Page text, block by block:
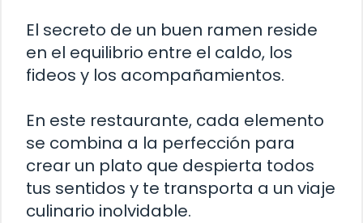
El secreto de un buen ramen reside
en el equilibrio entre el caldo, los
fideos y los acompañamientos.
En este restaurante, cada elemento
se combina a la perfección para
crear un plato que despierta todos
tus sentidos y te transporta a un viaje
culinario inolvidable.